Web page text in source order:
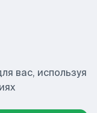
вас, используя